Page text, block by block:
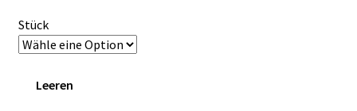
Stück
Leeren